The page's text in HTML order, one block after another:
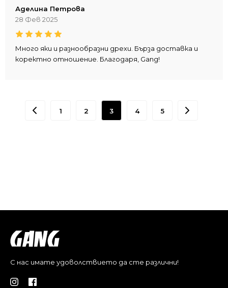
Аделина Петрова
28 Фев 2025
Много яки и разнообразни дрехи. Бърза доставка и
коректно отношение. Благодаря, Gang!
1 2 3 4 5
С нас имате удоволствието да сте различни!